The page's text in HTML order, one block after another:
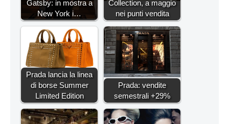
Gatsby: in mostra a
New York i…
Collection, a maggio
nei punti vendita
Prada lancia la linea
di borse Summer
Limited Edition
Prada: vendite
semestrali +29%